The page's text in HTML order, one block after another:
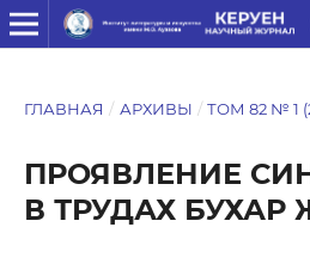
ГЛАВНАЯ / АРХИВЫ / ТОМ 82 № 1
ПРОЯВЛЕНИЕ
В ТРУДАХ БУХАР